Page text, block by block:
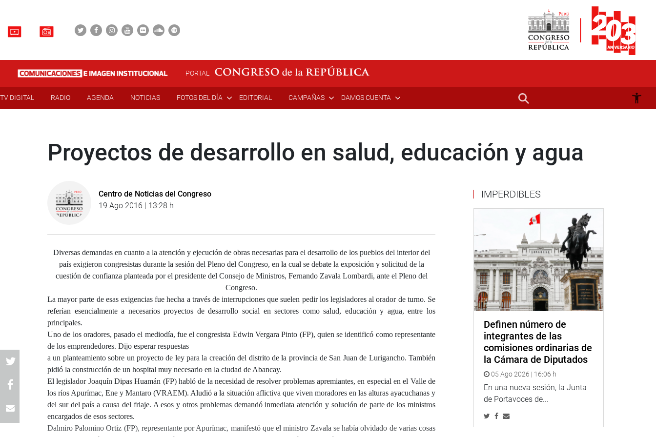
PORTAL
TV DIGITAL RADIO AGENDA NOTICIAS FOTOS DEL DÍA EDITORIAL CAMPAÑAS DAMOS CUENTA
Proyectos de desarrollo en salud, educación y agua
Centro de Noticias del Congreso
19 Ago 2016 | 13:28 h
Diversas demandas en cuanto a la atención y ejecución de obras necesarias para el desarrollo de los pueblos del interior del
país exigieron congresistas durante la sesión del Pleno del Congreso, en la cual se debate la exposición y solicitud de la
cuestión de confianza planteada por el presidente del Consejo de Ministros, Fernando Zavala Lombardi, ante el Pleno del
Congreso.
La mayor parte de esas exigencias fue hecha a través de interrupciones que suelen pedir los legisladores al orador de turno. Se
referían esencialmente a necesarios proyectos de desarrollo social en sectores como salud, educación y agua, entre los
principales.
Uno de los oradores, pasado el mediodía, fue el congresista Edwin Vergara Pinto (FP), quien se identificó como representante
de los emprendedores. Dijo esperar respuestas
a un planteamiento sobre un proyecto de ley para la creación del distrito de la provincia de San Juan de Lurigancho. También
pidió la construcción de un hospital muy necesario en la ciudad de Abancay.
El legislador Joaquín Dipas Huamán (FP) habló de la necesidad de resolver problemas apremiantes, en especial en el Valle de
los ríos Apurímac, Ene y Mantaro (VRAEM). Aludió a la situación aflictiva que viven moradores en las alturas ayacuchanas y
del sur del país a causa del friaje. A esos y otros problemas demandó inmediata atención y solución de parte de los ministros
encargados de esos sectores.
Dalmiro Palomino Ortiz (FP), representante por Apurímac, manifestó que el ministro Zavala se había olvidado de varias cosas
IMPERDIBLES
Definen número de
integrantes de las
comisiones ordinarias de
la Cámara de Diputados
05 Ago 2026 | 16:06 h
En una nueva sesión, la Junta
de Portavoces de...